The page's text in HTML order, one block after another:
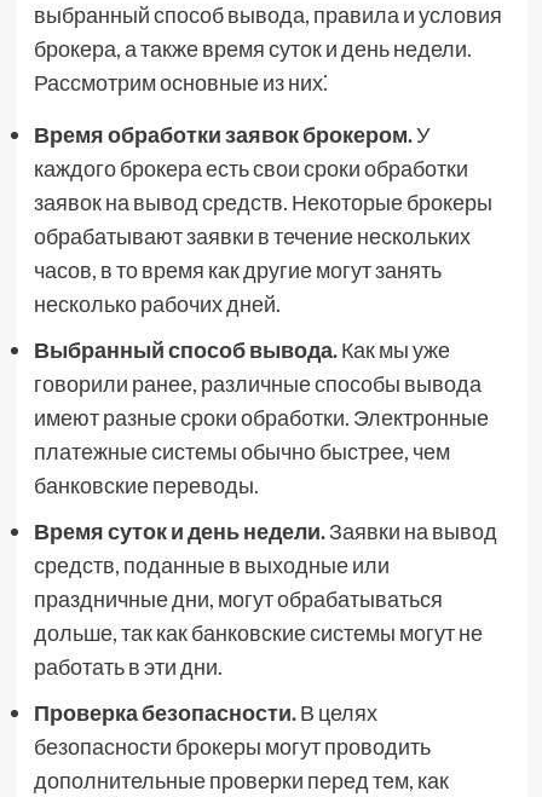
выбранный способ вывода, правила и условия
брокера, а также время суток и день недели.
Рассмотрим основные из них⁚
Время обработки заявок брокером.У
каждого брокера есть свои сроки обработки
заявок на вывод средств. Некоторые брокеры
обрабатывают заявки в течение нескольких
часов, в то время как другие могут занять
несколько рабочих дней.
Выбранный способ вывода.Как мы уже
говорили ранее, различные способы вывода
имеют разные сроки обработки. Электронные
платежные системы обычно быстрее, чем
банковские переводы.
Время суток и день недели.Заявки на вывод
средств, поданные в выходные или
праздничные дни, могут обрабатываться
дольше, так как банковские системы могут не
работать в эти дни.
Проверка безопасности.В целях
безопасности брокеры могут проводить
дополнительные проверки перед тем, как